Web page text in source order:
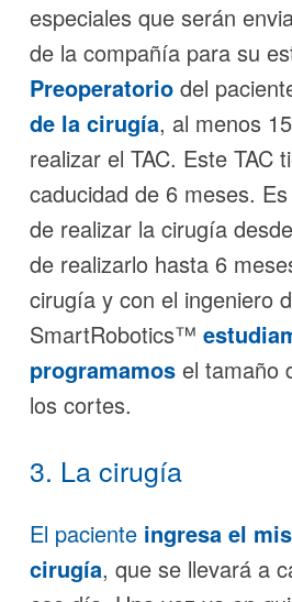
especiales que serán
de la compañía para su
Preoperatorio del
de la cirugía, al menos
realizar el TAC. Este TAC
caducidad de 6 meses.
de realizar la cirugía
de realizarlo hasta 6
cirugía y con el ingeniero
SmartRobotics™
programamos el tamaño
los cortes.
3. La cirugía
El paciente ingresa el
cirugía, que se llevará a